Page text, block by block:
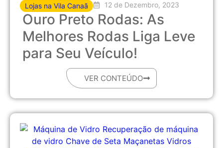
Lojas na Vila Canaã 12 de Dezembro, 2023
Ouro Preto Rodas: As
Melhores Rodas Liga Leve
para Seu Veículo!
VER CONTEÚDO